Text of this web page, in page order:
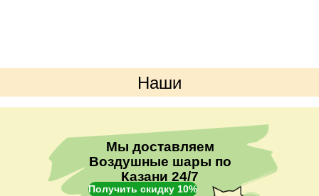
Наши
преимущества
Мы доставляем
Воздушные шары по
Казани 24/7
Получить скидку 10%